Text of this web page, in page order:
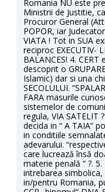
Romania NU este
Ministrii de Justitie,
Procuror General
POPOR, iar
VIATA ! Tot in SUA
reciproc EXECUTIV-
BALANCES! 4.
descoprit o
Islamic) dar si una
SECOLULUI.
FARA masurile
sistemelor de
regula, VIA SATELIT
decida in “ A TAIA”
in conditiile
adevarului.
care lucrează însă
materie penală “ ?.
intrebarea
in/pentru Romania,